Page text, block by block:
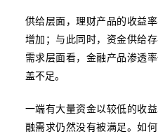
供给层面，理财产品的收益
增加；与此同时，资金供给
需求层面看，金融产品渗透
盖不足。
一端有大量资金以较低的收
融需求仍然没有被满足。如